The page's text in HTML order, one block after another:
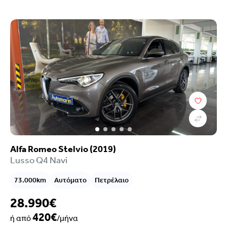
Alfa Romeo Stelvio (2019)
Lusso Q4 Navi
73.000km Αυτόματο Πετρέλαιο
28.990€
ή από420€/μήνα
Κατάστημα